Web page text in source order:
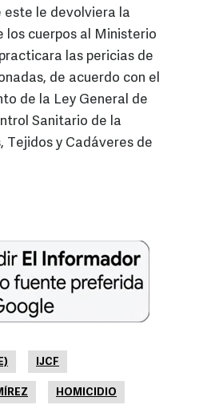
le devolviera la
los cuerpos al Ministerio
las pericias de
de acuerdo con el
de la Ley General de
Sanitario de la
Tejidos y Cadáveres de
IJCF
HOMICIDIO